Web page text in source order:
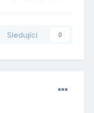
Sledující 0